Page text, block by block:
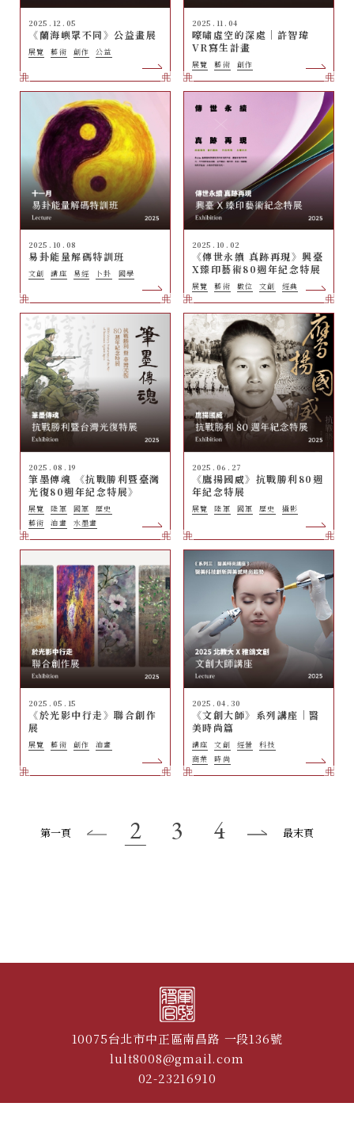
2025 . 12 . 05
《蘭海嶼眾不同》公益畫展
展覽 藝術 創作 公益
2025 . 11 . 04
嚎嘯虛空的深處｜許智瑋
VR寫生計畫
展覽 藝術 創作
2025 . 10 . 08
易卦能量解碼特訓班
文創 講座 易經 卜卦 國學
2025 . 10 . 02
《傳世永續 真跡再現》興臺
X臻印藝術80週年紀念特展
展覽 藝術 數位 文創 經典
2025 . 08 . 19
筆墨傳魂 《抗戰勝利暨臺灣
光復80週年紀念特展》
展覽 陸軍 國軍
歷史
藝術
油畫 水墨畫
2025 . 06 . 27
《鷹揚國威》抗戰勝利80週
年紀念特展
展覽 陸軍 國軍 歷史 攝影
2025 . 05 . 15
《於光影中行走》聯合創作
展
展覽 藝術 創作 油畫
2025 . 04 . 30
《文創大師》系列講座｜醫
美時尚篇
講座 文創 經營
科技
商業
時尚
第一頁 2 3 4 最末頁
10075台北市中正區南昌路 一段136號
lult8008@gmail.com
02-23216910